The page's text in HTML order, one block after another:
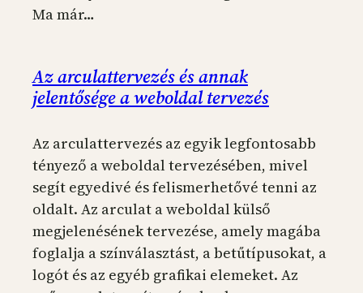
Ma már…
Az arculattervezés és annak
jelentősége a weboldal tervezés
Az arculattervezés az egyik legfontosabb
tényező a weboldal tervezésében, mivel
segít egyedivé és felismerhetővé tenni az
oldalt. Az arculat a weboldal külső
megjelenésének tervezése, amely magába
foglalja a színválasztást, a betűtípusokat, a
logót és az egyéb grafikai elemeket. Az